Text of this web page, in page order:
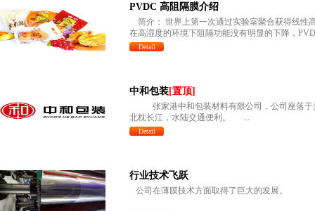
PVDC 高阻隔膜介绍
简介： 世界上第一次通过实验室聚合获得线性
在高湿度的环境下阻隔功能没有明显的下降，
Detail
中和包装[置顶]
张家港中和包装材料有限公司，公司座落于美
北枕长江，水陆交通便利。 ...
Detail
行业技术飞跃
公司在薄膜技术方面取得了巨大的发展。